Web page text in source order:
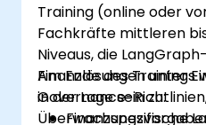
Training (online oder
Fachkräfte mittleren
Niveaus, die
Finanzlösungen unter
Governance-
Am Ende des Trainings
in der Lage sein zu:
Finanzspezifische